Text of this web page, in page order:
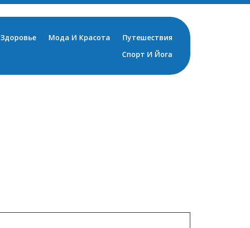
Здоровье Мода И Красота
Путешествия
Спорт И Йога